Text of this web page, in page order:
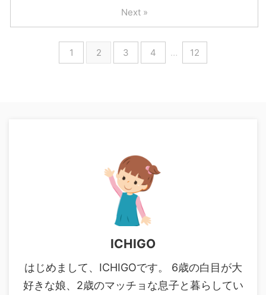
1 2 3 4 … 12
Next »
ICHIGO
はじめまして、ICHIGOです。 6歳の白目が大
好きな娘、2歳のマッチョな息子と暮らしてい